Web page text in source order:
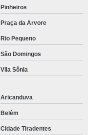
Pinheiros
Praça da Arvore
Rio Pequeno
São Domingos
Vila Sônia
Aricanduva
Belém
Cidade Tiradentes